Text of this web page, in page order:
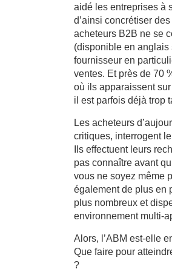
aidé les entreprises à
d’ainsi concrétiser
acheteurs B2B ne se
(disponible en anglais
fournisseur en
ventes. Et près de 70
où ils apparaissent
il est parfois déjà trop
Les acheteurs
critiques, interrogent
Ils effectuent leurs
pas connaître avant
vous ne soyez même
également de plus en
plus nombreux et
environnement multi-
Alors, l’ABM est-elle
Que faire pour
?